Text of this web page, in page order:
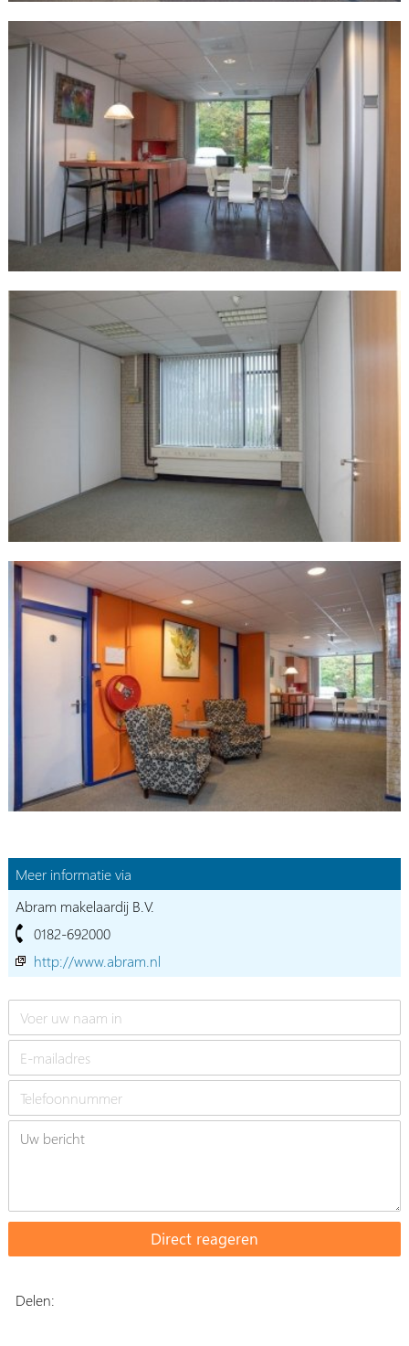
Meer informatie via
Abram makelaardij B.V.
0182-692000
http://www.abram.nl
Delen: